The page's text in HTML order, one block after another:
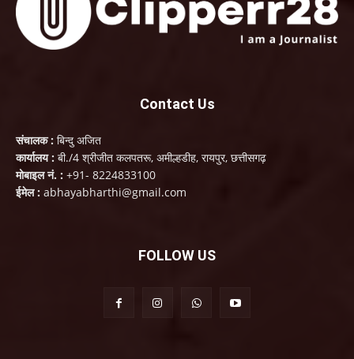
Contact Us
संचालक : बिन्दु अजित
कार्यालय : बी./4 श्रीजीत कलपतरू, अमील्हडीह, रायपुर, छत्तीसगढ़
मोबाइल नं. : +91- 8224833100
ईमेल : abhayabharthi@gmail.com
FOLLOW US